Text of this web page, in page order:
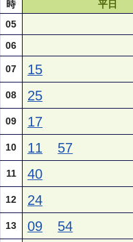
時 平日
05
06
07 15
08 25
09 17
10 11 57
11 40
12 24
13 09 54